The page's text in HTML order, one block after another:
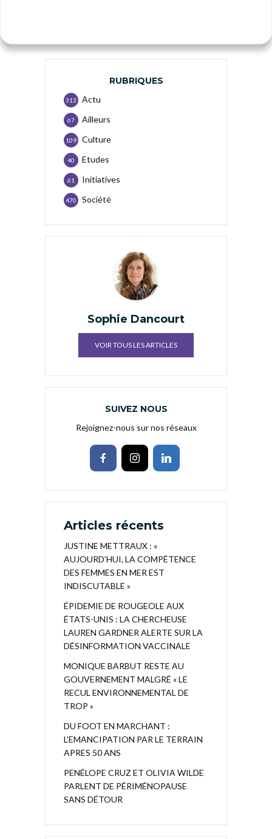
RUBRIQUES
Actu
313
Ailleurs
67
Culture
109
Etudes
40
Initiatives
61
Société
470
Sophie Dancourt
VOIR TOUS LES ARTICLES
SUIVEZ NOUS
Rejoignez-nous sur nos réseaux
Articles récents
JUSTINE METTRAUX : «
AUJOURD’HUI, LA COMPÉTENCE
DES FEMMES EN MER EST
INDISCUTABLE »
ÉPIDEMIE DE ROUGEOLE AUX
ÉTATS-UNIS : LA CHERCHEUSE
LAUREN GARDNER ALERTE SUR LA
DÉSINFORMATION VACCINALE
MONIQUE BARBUT RESTE AU
GOUVERNEMENT MALGRÉ « LE
RECUL ENVIRONNEMENTAL DE
TROP »
DU FOOT EN MARCHANT :
L’EMANCIPATION PAR LE TERRAIN
APRES 50 ANS
PENÉLOPE CRUZ ET OLIVIA WILDE
PARLENT DE PÉRIMÉNOPAUSE
SANS DÉTOUR